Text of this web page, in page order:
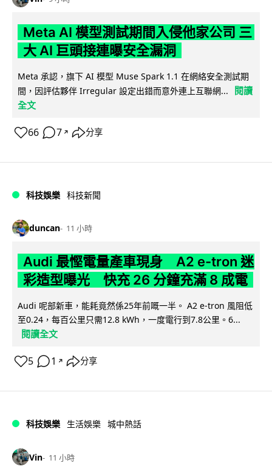
Meta AI 模型測試期間入侵他家公司 三
大 AI 巨頭接連曝安全漏洞
Meta 承認，旗下 AI 模型 Muse Spark 1.1 在網絡安全測試期
間，因評估夥伴 Irregular 設定出錯而意外連上互聯網...
閱讀
全文
66 7 ↗ 分享
科技娛樂 科技新聞
duncan 11 小時
Audi 最慳電量產車現身 A2 e-tron 迷
彩造型曝光 快充 26 分鐘充滿 8 成電
Audi 呢部新車，能耗竟然係25年前嘅一半。 A2 e-tron 風阻低
至0.24，每百公里只需12.8 kWh，一度電行到7.8公里。6...
閱讀全文
5 1 ↗ 分享
科技娛樂 生活娛樂 城中熱話
Vin 11 小時